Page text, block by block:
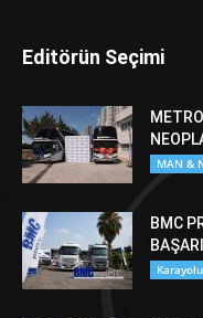
Editörün Seçimi
MAN &
BMC
Karayolu